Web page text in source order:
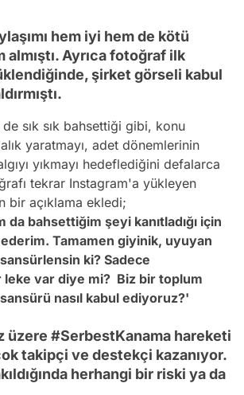
hem iyi hem de kötü
Ayrıca fotoğraf ilk
şirket görseli kabul
sık sık bahsettiği gibi, konu
yaratmayı, adet dönemlerinin
yıkmayı hedeflediğini defalarca
tekrar Instagram'a yükleyen
bir açıklama ekledi;
bahsettiğim şeyi kanıtladığı için
Tamamen giyinik, uyuyan
ki? Sadece
leke var diye mi? Biz bir toplum
nasıl kabul ediyoruz?'
üzere #SerbestKanama hareketi
takipçi ve destekçi kazanıyor.
herhangi bir riski ya da